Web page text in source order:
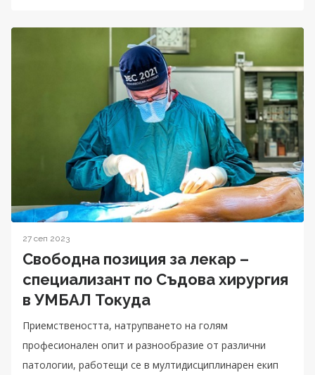
27 сеп 2023
Свободна позиция за лекар –
специализант по Съдова хирургия
в УМБАЛ Токуда
Приемствеността, натрупването на голям
професионален опит и разнообразие от различни
патологии, работещи се в мултидисциплинарен екип